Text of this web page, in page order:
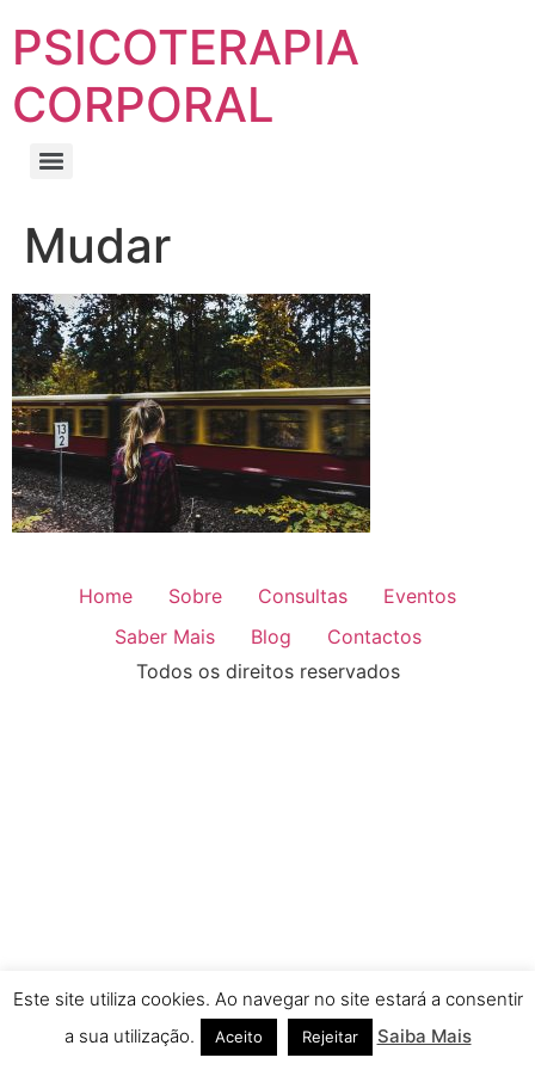
PSICOTERAPIA
CORPORAL
Mudar
Home Sobre Consultas
Eventos
Saber Mais
Blog
Contactos
Todos os direitos reservados
Este site utiliza cookies. Ao navegar no site estará a consentir
a sua utilização.
Aceito Rejeitar Saiba Mais